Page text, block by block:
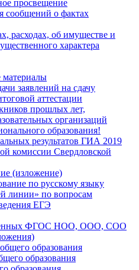
просвещение
сообщений о фактах
расходах, об имуществе и
характера
заявлений на сдачу
аттестации
прошлых лет,
организаций
образования!
результатов ГИА 2019
комиссии Свердловской
(изложение)
по русскому языку
линии» по вопросам
ЕГЭ
ФГОС НОО, ООО, СОО
образования
образования